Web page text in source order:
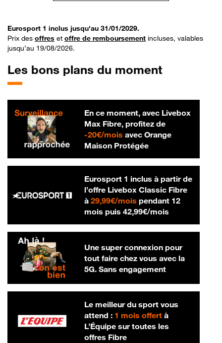
Eurosport 1 inclus jusqu'au 31/01/2029.
Prix des offres et offre de remboursement incluses, valables
jusqu’au 19/08/2026.
Les bons plans du moment
En ce moment, avec Livebox
Max Fibre, profitez de
-20€/mois20 € par mois
avec Orange
Maison Protégée
Eurosport 1 inclus à partir de
l’offre Livebox Classic Fibre
à 29,99€/mois29,99 € par mois
pendant 12
mois puis 42,99€/mois42,99 € par
Une super connexion pour
tout faire chez vous avec la
5G. Sans engagement
Le meilleur du sport vous
attend : 1 mois offertà
L’Équipe sur toutes les
offres Fibre